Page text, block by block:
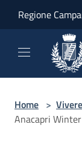
Regione
Home >
Anacapri